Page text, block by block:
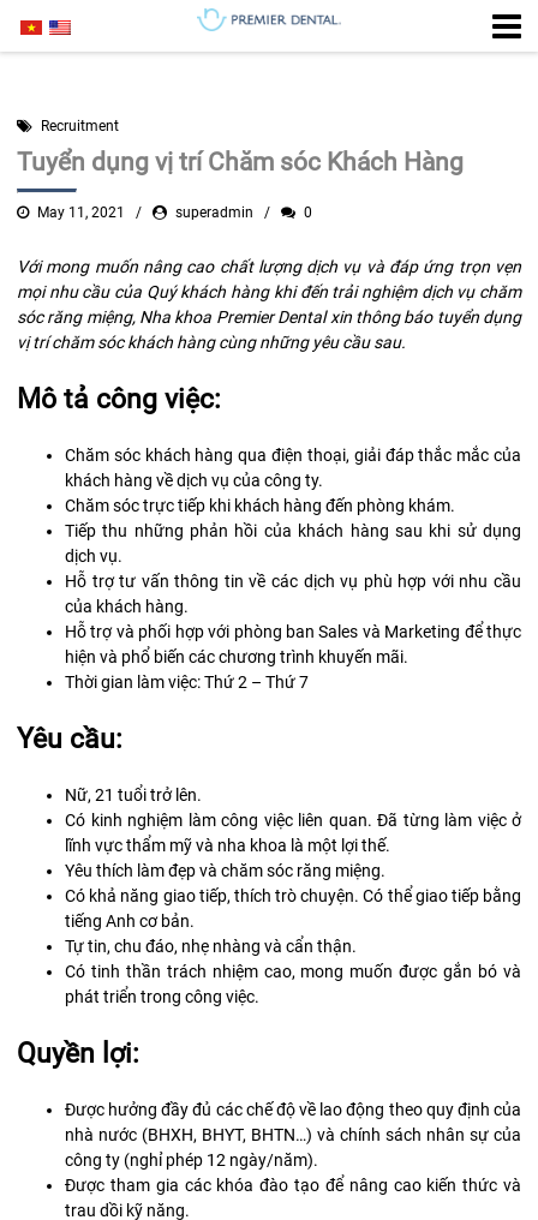
Recruitment
Tuyển dụng vị trí Chăm sóc Khách Hàng
May 11, 2021 superadmin 0
Với mong muốn nâng cao chất lượng dịch vụ và đáp ứng trọn vẹn
mọi nhu cầu của Quý khách hàng khi đến trải nghiệm dịch vụ chăm
sóc răng miệng, Nha khoa Premier Dental xin thông báo tuyển dụng
vị trí chăm sóc khách hàng cùng những yêu cầu sau.
Mô tả công việc:
Chăm sóc khách hàng qua điện thoại, giải đáp thắc mắc của
khách hàng về dịch vụ của công ty.
Chăm sóc trực tiếp khi khách hàng đến phòng khám.
Tiếp thu những phản hồi của khách hàng sau khi sử dụng
dịch vụ.
Hỗ trợ tư vấn thông tin về các dịch vụ phù hợp với nhu cầu
của khách hàng.
Hỗ trợ và phối hợp với phòng ban Sales và Marketing để thực
hiện và phổ biến các chương trình khuyến mãi.
Thời gian làm việc: Thứ 2 – Thứ 7
Yêu cầu:
Nữ, 21 tuổi trở lên.
Có kinh nghiệm làm công việc liên quan. Đã từng làm việc ở
lĩnh vực thẩm mỹ và nha khoa là một lợi thế.
Yêu thích làm đẹp và chăm sóc răng miệng.
Có khả năng giao tiếp, thích trò chuyện. Có thể giao tiếp bằng
tiếng Anh cơ bản.
Tự tin, chu đáo, nhẹ nhàng và cẩn thận.
Có tinh thần trách nhiệm cao, mong muốn được gắn bó và
phát triển trong công việc.
Quyền lợi:
Được hưởng đầy đủ các chế độ về lao động theo quy định của
nhà nước (BHXH, BHYT, BHTN…) và chính sách nhân sự của
công ty (nghỉ phép 12 ngày/năm).
Được tham gia các khóa đào tạo để nâng cao kiến thức và
trau dồi kỹ năng.